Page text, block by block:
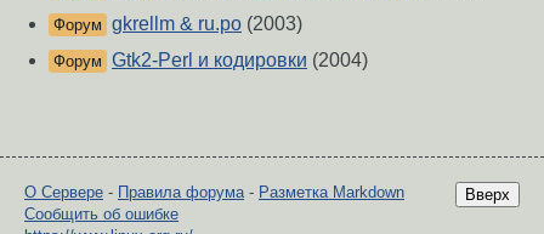
Форум gkrellm & ru.po (2003)
Форум Gtk2-Perl и кодировки (2004)
Вверх
О Сервере - Правила форума- Разметка Markdown
Сообщить об ошибке